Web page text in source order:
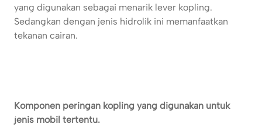
yang digunakan sebagai menarik lever kopling.
Sedangkan dengan jenis hidrolik ini memanfaatkan
tekanan cairan.
Komponen peringan kopling yang digunakan untuk
jenis mobil tertentu.